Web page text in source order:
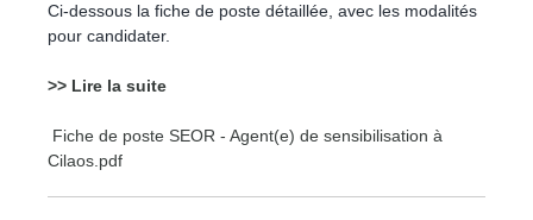
Ci-dessous la fiche de poste détaillée, avec les modalités
pour candidater.
>> Lire la suite
Fiche de poste SEOR - Agent(e) de sensibilisation à
Cilaos.pdf